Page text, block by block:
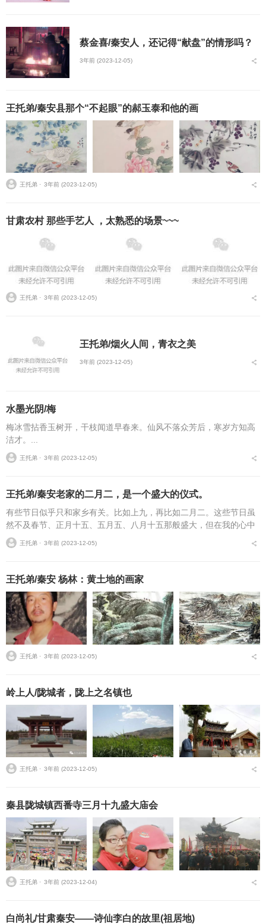
蔡金喜/秦安人，还记得“献盘”的情形吗？
3年前 (2023-12-05)
王托弟/秦安县那个“不起眼”的郝玉泰和他的画
王托弟 ⋅ 3年前 (2023-12-05)
甘肃农村 那些手艺人 ，太熟悉的场景~~~
王托弟 ⋅ 3年前 (2023-12-05)
王托弟/烟火人间，青衣之美
3年前 (2023-12-05)
水墨光阴/梅
梅冰雪拈香玉树开，干枝闻道早春来。仙风不落众芳后，寒岁方知高
洁才。...
王托弟 ⋅ 3年前 (2023-12-05)
王托弟/秦安老家的二月二，是一个盛大的仪式。
有些节日似乎只和家乡有关。比如上九，再比如二月二。这些节日虽
然不及春节、正月十五、五月五、八月十五那般盛大，但在我的心中
它们依然非常隆重。每次都觉得有大事要发生，提前好几天就开始做
准备，像要展开一个盛...
王托弟 ⋅ 3年前 (2023-12-05)
王托弟/秦安 杨林：黄土地的画家
王托弟 ⋅ 3年前 (2023-12-05)
岭上人/陇城者，陇上之名镇也
王托弟 ⋅ 3年前 (2023-12-05)
秦县陇城镇西番寺三月十九盛大庙会
王托弟 ⋅ 3年前 (2023-12-04)
白尚礼/甘肃秦安——诗仙李白的故里(祖居地)